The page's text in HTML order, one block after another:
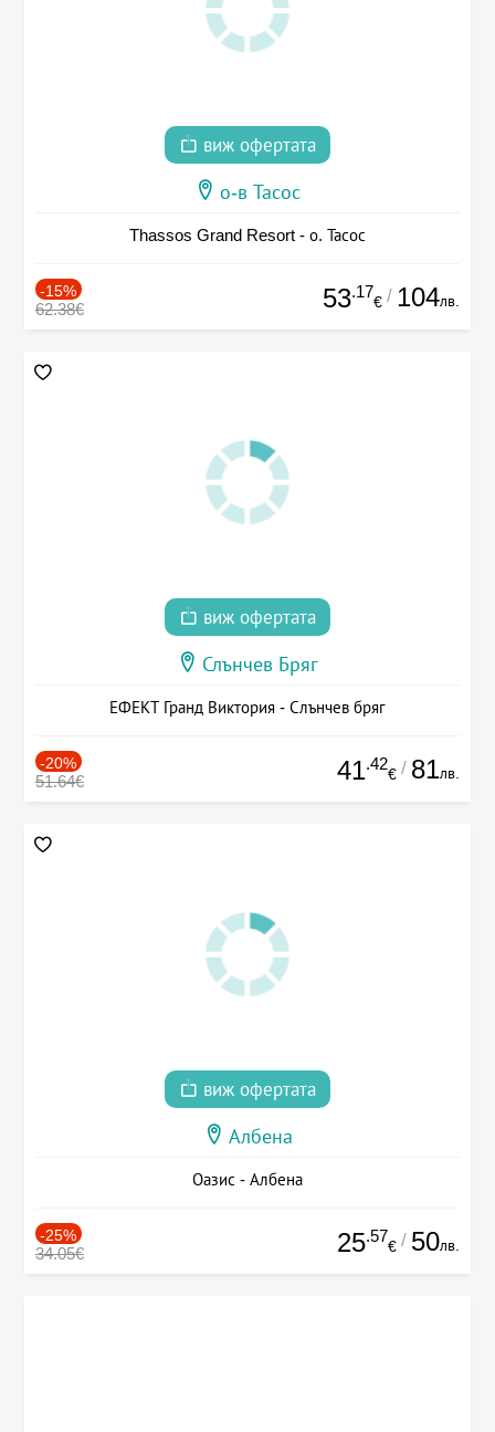
виж офертата
о-в Тасос
Thassos Grand Resort - о. Тасос
-15%
62.38€ 53.17
€ / 104лв.
виж офертата
Слънчев Бряг
ЕФЕКТ Гранд Виктория - Слънчев бряг
-20%
51.64€ 41.42
€ / 81лв.
виж офертата
Албена
Оазис - Албена
-25%
34.05€ 25.57
€ / 50лв.